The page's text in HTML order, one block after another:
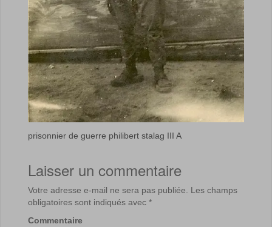
prisonnier de guerre philibert stalag III A
Laisser un commentaire
Votre adresse e-mail ne sera pas publiée.
Les champs
obligatoires sont indiqués avec *
Commentaire